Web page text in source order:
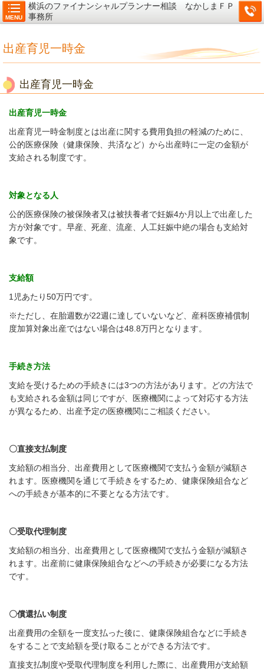
MENU
横浜のファイナンシャルプランナー相談 なかしまＦＰ
事務所
出産育児一時金
出産育児一時金
出産育児一時金
出産育児一時金制度とは出産に関する費用負担の軽減のために、
公的医療保険（健康保険、共済など）から出産時に一定の金額が
支給される制度です。
対象となる人
公的医療保険の被保険者又は被扶養者で妊娠4か月以上で出産した
方が対象です。早産、死産、流産、人工妊娠中絶の場合も支給対
象です。
支給額
1児あたり50万円です。
※ただし、在胎週数が22週に達していないなど、産科医療補償制
度加算対象出産ではない場合は48.8万円となります。
手続き方法
支給を受けるための手続きには3つの方法があります。どの方法で
も支給される金額は同じですが、医療機関によって対応する方法
が異なるため、出産予定の医療機関にご相談ください。
〇直接支払制度
支給額の相当分、出産費用として医療機関で支払う金額が減額さ
れます。医療機関を通じて手続きをするため、健康保険組合など
への手続きが基本的に不要となる方法です。
〇受取代理制度
支給額の相当分、出産費用として医療機関で支払う金額が減額さ
れます。出産前に健康保険組合などへの手続きが必要になる方法
です。
〇償還払い制度
出産費用の全額を一度支払った後に、健康保険組合などに手続き
をすることで支給額を受け取ることができる方法です。
直接支払制度や受取代理制度を利用した際に、出産費用が支給額